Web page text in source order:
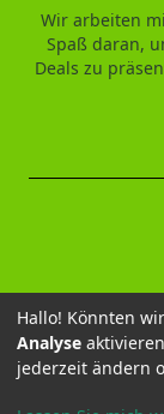
Wir arbeiten
Spaß daran,
Deals zu
Hallo! Könnten
Analyse
jederzeit ändern